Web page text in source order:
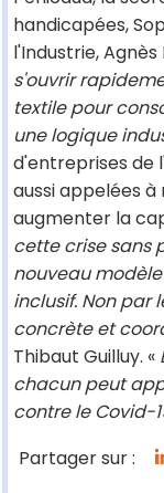
handicapées,
l'Industrie,
s'ouvrir
textile pour
une logique
d'entreprises de
aussi appelées
augmenter la
cette crise sans
nouveau
inclusif. Non par
concrète et
Thibaut Guilluy. «
chacun peut
contre le Covid-
Partager sur :